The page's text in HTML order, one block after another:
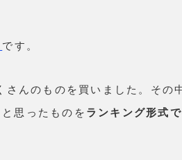
です。
んのものを買いました。その
思ったものを ランキング形式